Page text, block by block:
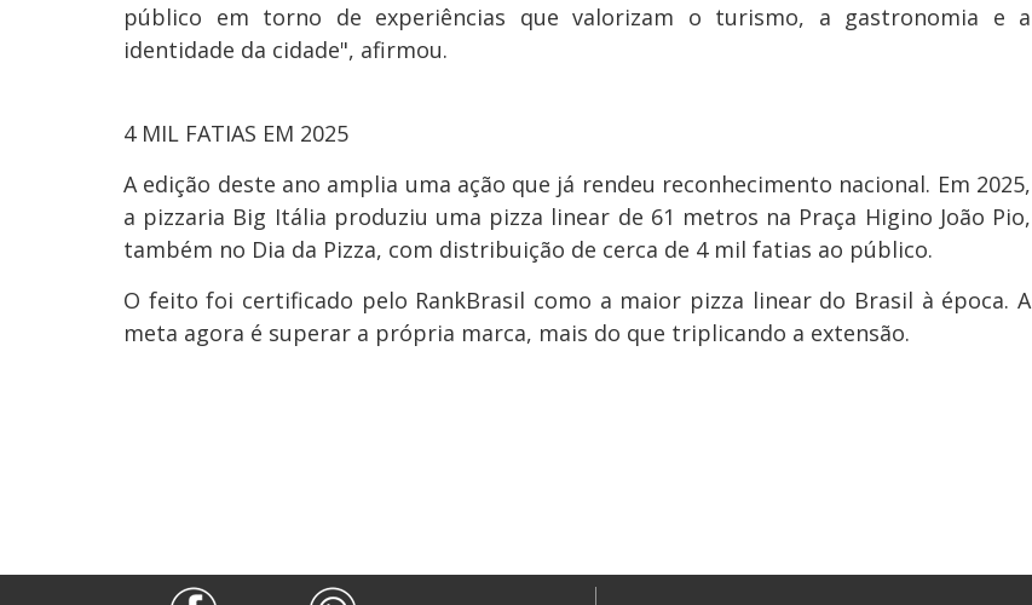
público em torno de experiências que valorizam o turismo, a gastronomia e a
identidade da cidade", afirmou.
4 MIL FATIAS EM 2025
A edição deste ano amplia uma ação que já rendeu reconhecimento nacional. Em 2025,
a pizzaria Big Itália produziu uma pizza linear de 61 metros na Praça Higino João Pio,
também no Dia da Pizza, com distribuição de cerca de 4 mil fatias ao público.
O feito foi certificado pelo RankBrasil como a maior pizza linear do Brasil à época. A
meta agora é superar a própria marca, mais do que triplicando a extensão.